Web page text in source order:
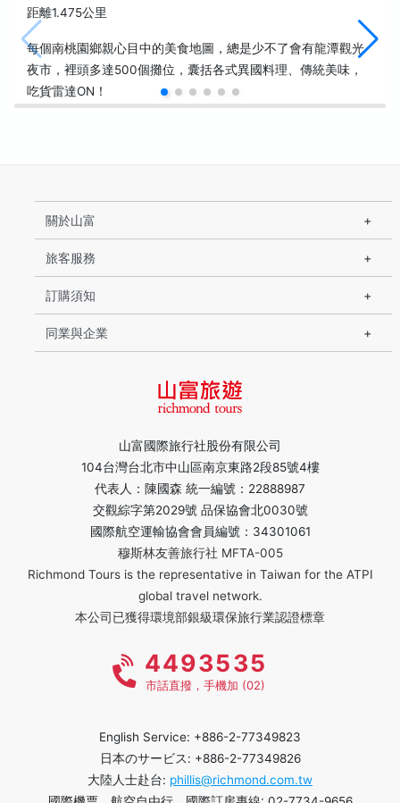
距離1.475公里
每個南桃園鄉親心目中的美食地圖，總是少不了會有龍潭觀光
夜市，裡頭多達500個攤位，囊括各式異國料理、傳統美味，
吃貨雷達ON！
山富國際旅行社股份有限公司
104台灣台北市中山區南京東路2段85號4樓
代表人：陳國森 統一編號：22888987
交觀綜字第2029號 品保協會北0030號
國際航空運輸協會會員編號：34301061
穆斯林友善旅行社 MFTA-005
Richmond Tours is the representative in Taiwan for the ATPI
global travel network.
本公司已獲得環境部銀級環保旅行業認證標章
關於山富
旅客服務
訂購須知
同業與企業
4493535
市話直撥，手機加 (02)
English Service: +886-2-77349823
日本のサービス: +886-2-77349826
大陸人士赴台: phillis@richmond.com.tw